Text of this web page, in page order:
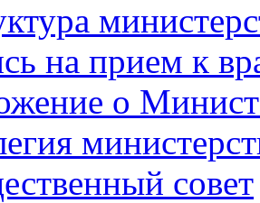
на прием к
о
совет